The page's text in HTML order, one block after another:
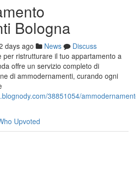
Bologna
days ago News
Discuss
per ristrutturare il tuo appartamento a
offre un servizio completo di
di ammodernamenti, curando ogni
38851054/
Upvoted